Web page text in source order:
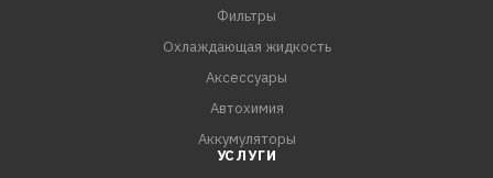
Фильтры
Охлаждающая жидкость
Аксессуары
Автохимия
Аккумуляторы
УСЛУГИ